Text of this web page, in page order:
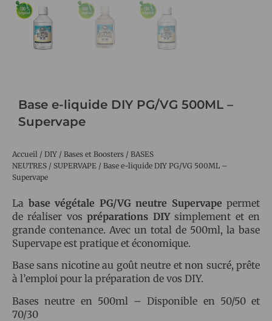
Base e-liquide DIY PG/VG 500ML –
Supervape
Accueil / DIY / Bases et Boosters / BASES
NEUTRES / SUPERVAPE / Base e-liquide DIY PG/VG 500ML –
Supervape
La base végétale PG/VG neutre Supervape permet
de réaliser vospréparations DIYsimplement et en
grande contenance. Avec un total de 500ml, la base
Supervape est pratique et économique.
Base sans nicotine au goût neutre et non sucré, prête
à l’emploi pour la préparation de vos DIY.
Bases neutre en 500ml – Disponible en 50/50 et
70/30